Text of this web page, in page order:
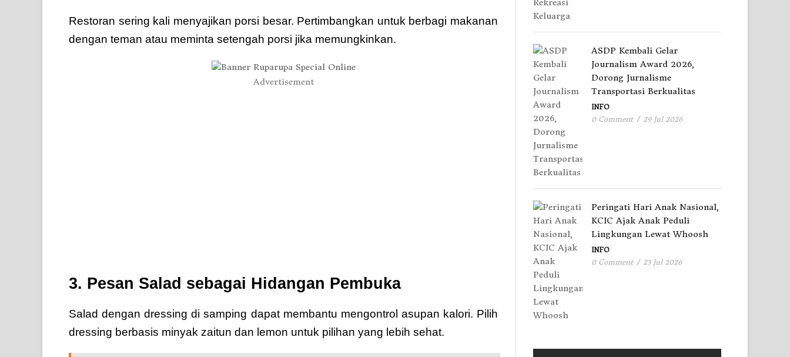
Restoran sering kali menyajikan porsi besar. Pertimbangkan untuk berbagi makanan
dengan teman atau meminta setengah porsi jika memungkinkan.
Advertisement
3. Pesan Salad sebagai Hidangan Pembuka
Salad dengan dressing di samping dapat membantu mengontrol asupan kalori. Pilih
dressing berbasis minyak zaitun dan lemon untuk pilihan yang lebih sehat.
ASDP Kembali Gelar
Journalism Award 2026,
Dorong Jurnalisme
Transportasi Berkualitas
INFO
0 Comment / 29 Jul 2026
Peringati Hari Anak Nasional,
KCIC Ajak Anak Peduli
Lingkungan Lewat Whoosh
INFO
0 Comment / 23 Jul 2026